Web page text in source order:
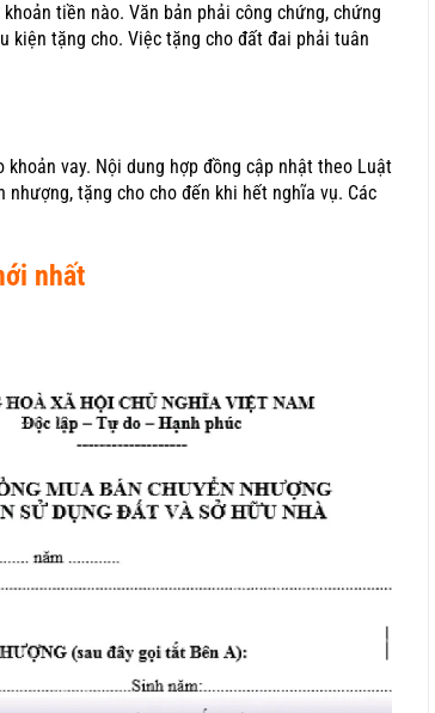
tiền nào. Văn bản phải công chứng, chứng
kiện tặng cho. Việc tặng cho đất đai phải tuân
vay. Nội dung hợp đồng cập nhật theo Luật
tặng cho cho đến khi hết nghĩa vụ. Các
nhất